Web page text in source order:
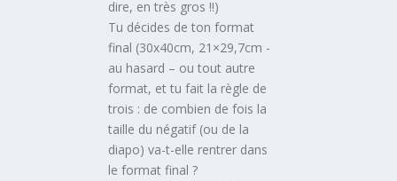
dire, en très gros !!)
Tu décides de ton format
final (30x40cm, 21×29,7cm -
au hasard – ou tout autre
format, et tu fait la règle de
trois : de combien de fois la
taille du négatif (ou de la
diapo) va-t-elle rentrer dans
le format final ?